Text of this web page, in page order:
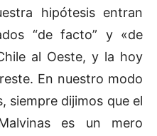
hipótesis entran
“de facto” y «de
al Oeste, y la hoy
En nuestro modo
siempre dijimos que el
es un mero